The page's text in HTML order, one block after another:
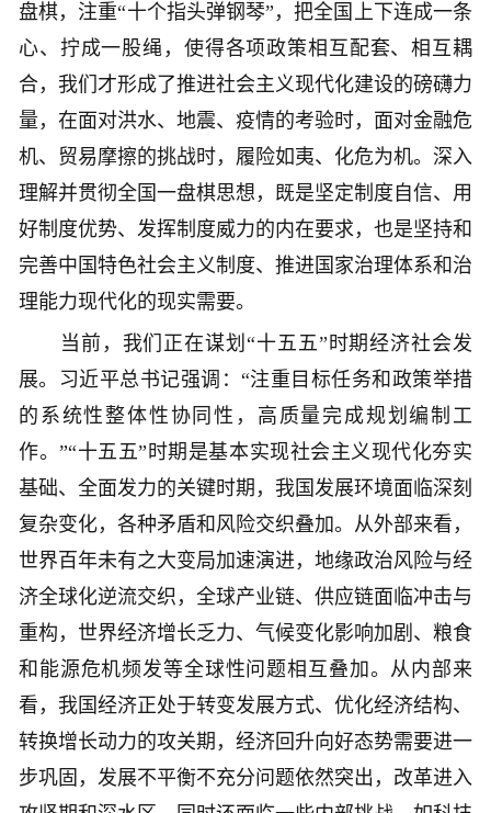
盘棋，注重“十个指头弹钢琴”，把全国上下连成一条
心、拧成一股绳，使得各项政策相互配套、相互耦
合，我们才形成了推进社会主义现代化建设的磅礴力
量，在面对洪水、地震、疫情的考验时，面对金融危
机、贸易摩擦的挑战时，履险如夷、化危为机。深入
理解并贯彻全国一盘棋思想，既是坚定制度自信、用
好制度优势、发挥制度威力的内在要求，也是坚持和
完善中国特色社会主义制度、推进国家治理体系和治
理能力现代化的现实需要。
当前，我们正在谋划“十五五”时期经济社会发
展。习近平总书记强调：“注重目标任务和政策举措
的系统性整体性协同性，高质量完成规划编制工
作。”“十五五”时期是基本实现社会主义现代化夯实
基础、全面发力的关键时期，我国发展环境面临深刻
复杂变化，各种矛盾和风险交织叠加。从外部来看，
世界百年未有之大变局加速演进，地缘政治风险与经
济全球化逆流交织，全球产业链、供应链面临冲击与
重构，世界经济增长乏力、气候变化影响加剧、粮食
和能源危机频发等全球性问题相互叠加。从内部来
看，我国经济正处于转变发展方式、优化经济结构、
转换增长动力的攻关期，经济回升向好态势需要进一
步巩固，发展不平衡不充分问题依然突出，改革进入